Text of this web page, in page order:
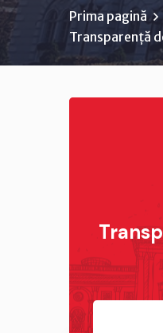
Prima pagină
Transparență